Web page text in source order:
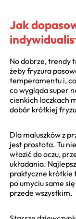
Jak
No dobrze, trendy
żeby fryzura
temperamentu i,
co wygląda super
cienkich loczkach
dobór krótkiej
Dla maluszków z
jest prostota. Tu
włazić do oczu,
układania.
praktyczne krótkie
po umyciu same
przede wszystkim.